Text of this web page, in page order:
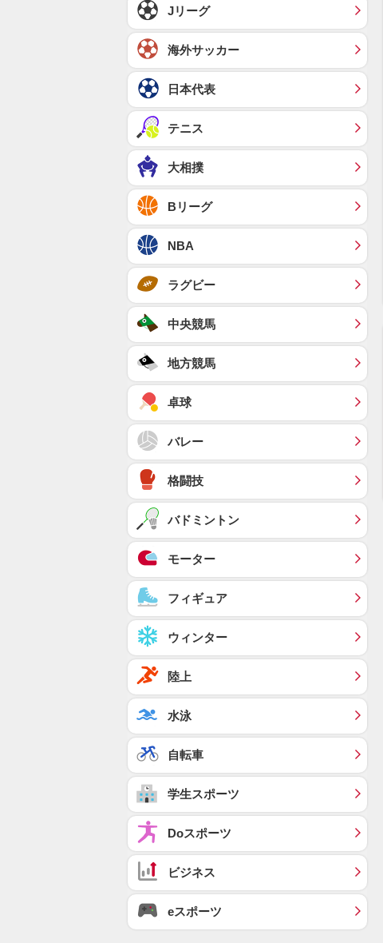
Jリーグ
海外サッカー
日本代表
テニス
大相撲
Bリーグ
NBA
ラグビー
中央競馬
地方競馬
卓球
バレー
格闘技
バドミントン
モーター
フィギュア
ウィンター
陸上
水泳
自転車
学生スポーツ
Doスポーツ
ビジネス
eスポーツ